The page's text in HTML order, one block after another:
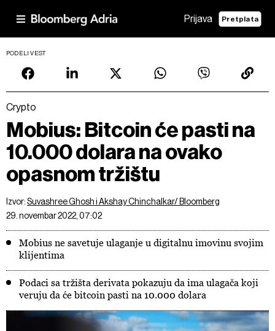
Prijava Pretplata
PODELI VEST
Crypto
Mobius: Bitcoin će pasti na
10.000 dolara na ovako
opasnom tržištu
Izvor:Suvashree Ghosh i Akshay Chinchalkar/ Bloomberg
29. novembar 2022, 07:02
Mobius ne savetuje ulaganje u digitalnu imovinu svojim
klijentima
Podaci sa tržišta derivata pokazuju da ima ulagača koji
veruju da će bitcoin pasti na 10.000 dolara